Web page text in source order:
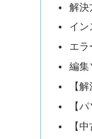
解決
イン
エラ
編集
【
【
【